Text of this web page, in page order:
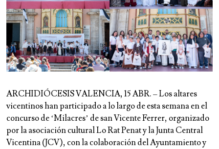
ARCHIDIÓCESIS VALENCIA, 15 ABR. – Los altares
vicentinos han participado a lo largo de esta semana en el
concurso de ‘Milacres’ de san Vicente Ferrer, organizado
por la asociación cultural Lo Rat Penat y la Junta Central
Vicentina (JCV), con la colaboración del Ayuntamiento y